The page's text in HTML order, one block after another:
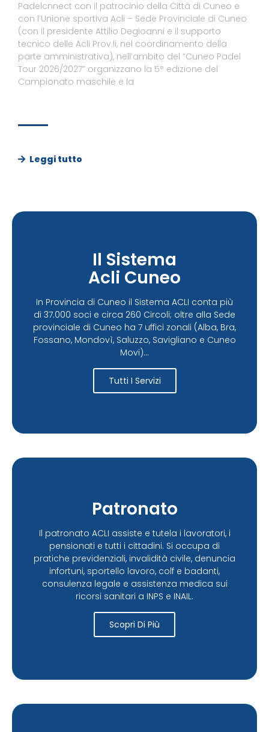
Padelcnnect con il patrocinio della Città di Cuneo e
con l’Unione sportiva Acli – Sede Provinciale di Cuneo
(con il presidente Attilio Degioanni e il supporto
tecnico delle Acli Prov.li, nel coordinamento della
parte amministrativa), nell’ambito del “Cuneo Padel
Tour 2026/2027” organizzano la 5° edizione del
Campionato maschile e la
Leggi tutto
Il Sistema
Acli Cuneo
In Provincia di Cuneo il Sistema ACLI conta più
di 37.000 soci e circa 260 Circoli; oltre alla Sede
provinciale di Cuneo ha 7 uffici zonali (Alba, Bra,
Fossano, Mondovì, Saluzzo, Savigliano e Cuneo
Movi)...
Tutti I Servizi
Patronato
Il patronato ACLI assiste e tutela i lavoratori, i
pensionati e tutti i cittadini. Si occupa di
pratiche previdenziali, invalidità civile, denuncia
infortuni, sportello lavoro, colf e badanti,
consulenza legale e assistenza medica sui
ricorsi sanitari a INPS e INAIL.
Scopri Di Più